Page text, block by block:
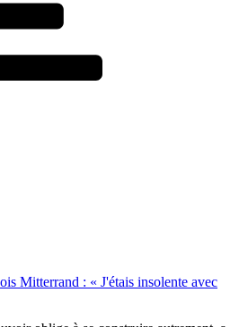
Mitterrand : « J'étais insolente avec